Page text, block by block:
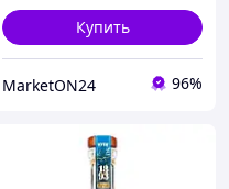
Купить
MarketON24 96%